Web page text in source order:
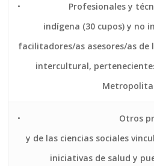
• Profesionales y
indígena (30 cupos) y no
facilitadores/as asesores/as de
intercultural,
• Otros
y de las ciencias sociales
iniciativas de salud y